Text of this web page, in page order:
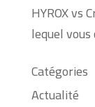
HYROX vs
lequel
Catégories
Actualité